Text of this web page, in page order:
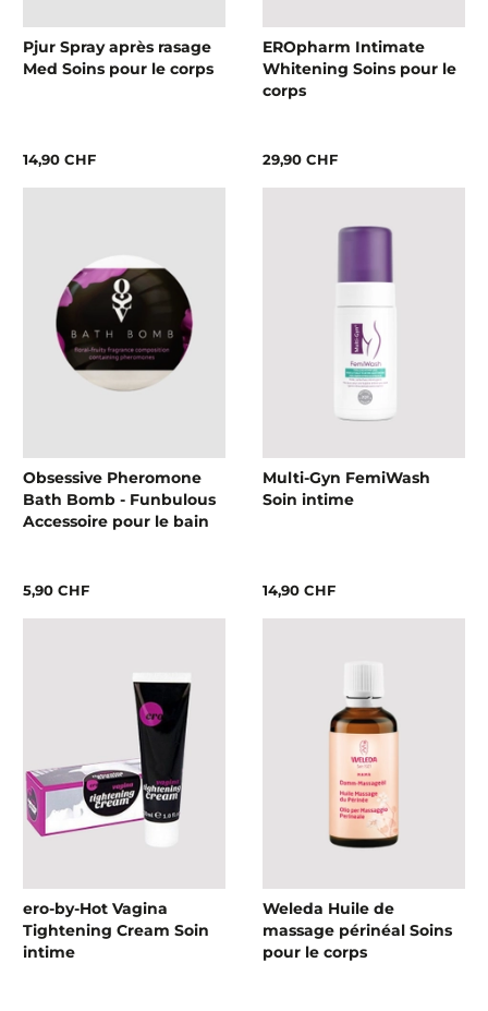
Pjur Spray après rasage
Med Soins pour le corps
14,90 CHF
EROpharm Intimate
Whitening Soins pour le
corps
29,90 CHF
Obsessive Pheromone
Bath Bomb - Funbulous
Accessoire pour le bain
5,90 CHF
Multi-Gyn FemiWash
Soin intime
14,90 CHF
ero-by-Hot Vagina
Tightening Cream Soin
intime
Weleda Huile de
massage périnéal Soins
pour le corps